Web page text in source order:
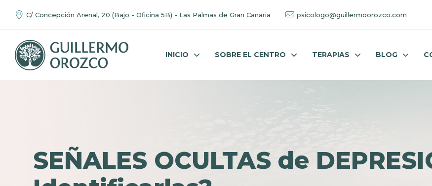
C/ Concepción Arenal, 20 (Bajo - Oficina 5B) - Las Palmas de Gran Canaria psicologo@guillermoorozco.com
INICIO SOBRE EL CENTRO TERAPIAS BLOG
SEÑALES OCULTAS de